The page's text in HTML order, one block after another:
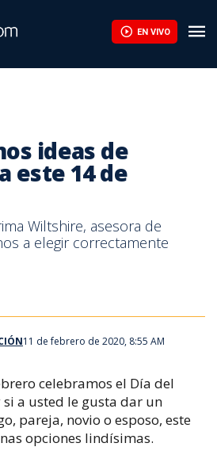
EN VIVO
ideas de
este 14 de
Wiltshire, asesora de
a elegir correctamente
11 de febrero de 2020, 8:55 AM
celebramos el Día del
a usted le gusta dar un
pareja, novio o esposo, este
opciones lindísimas.